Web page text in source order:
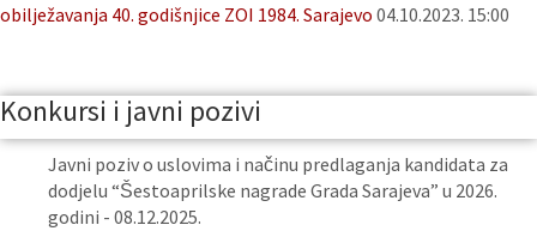
obilježavanja 40. godišnjice ZOI 1984. Sarajevo 04.10.2023. 15:00
Konkursi i javni pozivi
Javni poziv o uslovima i načinu predlaganja kandidata za
dodjelu “Šestoaprilske nagrade Grada Sarajeva” u 2026.
godini - 08.12.2025.